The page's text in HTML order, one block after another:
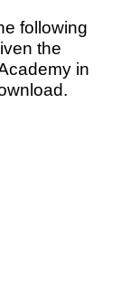
following
the
in